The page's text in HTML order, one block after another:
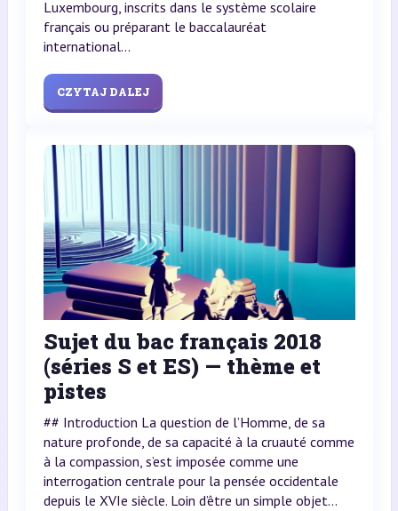
Luxembourg, inscrits dans le système scolaire
français ou préparant le baccalauréat
international...
CZYTAJ DALEJ
Sujet du bac français 2018
(séries S et ES) — thème et
pistes
## Introduction La question de l’Homme, de sa
nature profonde, de sa capacité à la cruauté comme
à la compassion, s’est imposée comme une
interrogation centrale pour la pensée occidentale
depuis le XVIe siècle. Loin d’être un simple objet...